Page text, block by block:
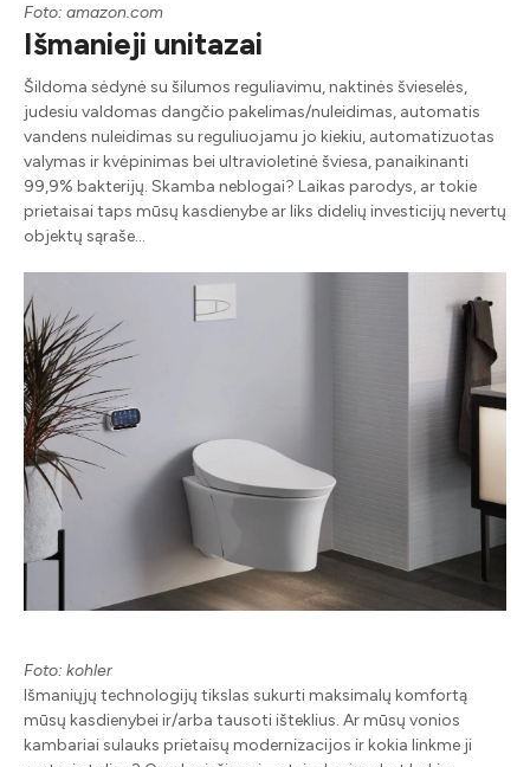
Foto: amazon.com
Išmanieji unitazai
Šildoma sėdynė su šilumos reguliavimu, naktinės švieselės,
judesiu valdomas dangčio pakelimas/nuleidimas, automatis
vandens nuleidimas su reguliuojamu jo kiekiu, automatizuotas
valymas ir kvėpinimas bei ultravioletinė šviesa, panaikinanti
99,9% bakterijų. Skamba neblogai? Laikas parodys, ar tokie
prietaisai taps mūsų kasdienybe ar liks didelių investicijų nevertų
objektų sąraše…
Foto: kohler
Išmaniųjų technologijų tikslas sukurti maksimalų komfortą
mūsų kasdienybei ir/arba tausoti išteklius. Ar mūsų vonios
kambariai sulauks prietaisų modernizacijos ir kokia linkme ji